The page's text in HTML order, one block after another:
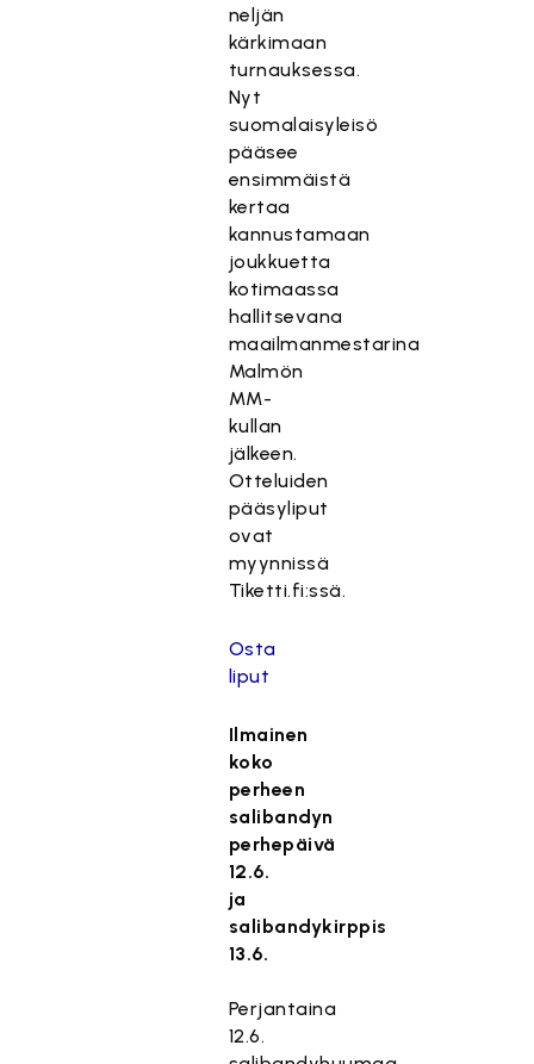
neljän
kärkimaan
turnauksessa.
Nyt
suomalaisyleisö
pääsee
ensimmäistä
kertaa
kannustamaan
joukkuetta
kotimaassa
hallitsevana
maailmanmestarina
Malmön
MM-
kullan
jälkeen.
Otteluiden
pääsyliput
ovat
myynnissä
Tiketti.fi:ssä.
Osta
liput
Ilmainen
koko
perheen
salibandyn
perhepäivä
12.6.
ja
salibandykirppis
13.6.
Perjantaina
12.6.